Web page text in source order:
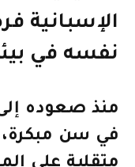
الإسبانية
نفسه في
منذ صعوده إلى
في سن
متقلبة على